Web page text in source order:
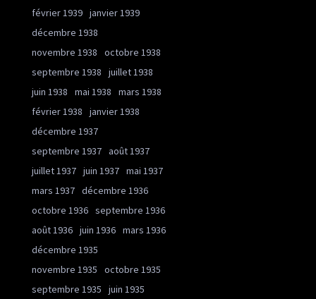
février 1939 janvier 1939
décembre 1938
novembre 1938
octobre 1938
septembre 1938
juillet 1938
juin 1938
mai 1938
mars 1938
février 1938
janvier 1938
décembre 1937
septembre 1937 août 1937
juillet 1937 juin 1937 mai 1937
mars 1937 décembre 1936
octobre 1936 septembre 1936
août 1936 juin 1936 mars 1936
décembre 1935
novembre 1935
octobre 1935
septembre 1935
juin 1935